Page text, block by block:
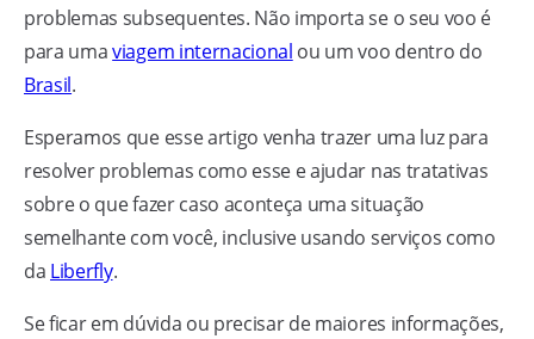
problemas subsequentes. Não importa se o seu voo é
para umaviagem internacional ou um voo dentro do
Brasil.
Esperamos que esse artigo venha trazer uma luz para
resolver problemas como esse e ajudar nas tratativas
sobre o que fazer caso aconteça uma situação
semelhante com você, inclusive usando serviços como
da Liberfly.
Se ficar em dúvida ou precisar de maiores informações,